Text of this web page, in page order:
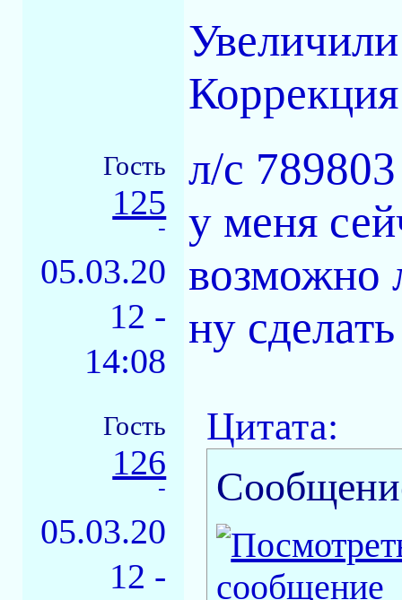
Гость
125
-
05.03.20
12 -
14:08
л/с 789803
у меня
возможно
ну
Гость
126
-
05.03.20
12 -
Цитата: